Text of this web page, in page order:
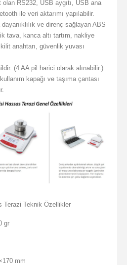
RS232, USB aygıtı, USB ana
ile veri aktarımı yapılabilir.
ve direnç sağlayan ABS
tava, kanca altı tartım, nakliye
anahtarı, güvenlik yuvası
(4 AA pil harici olarak alınabilir.)
kapağı ve taşıma çantası
Terazi Teknik Özellikler
gr
mm